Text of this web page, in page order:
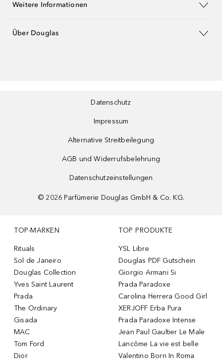
Weitere Informationen
Über Douglas
Datenschutz
Impressum
Alternative Streitbeilegung
AGB und Widerrufsbelehrung
Datenschutzeinstellungen
© 2026 Parfümerie Douglas GmbH & Co. KG.
TOP-MARKEN
Rituals
Sol de Janeiro
Douglas Collection
Yves Saint Laurent
Prada
The Ordinary
Gisada
MAC
Tom Ford
Dior
TOP PRODUKTE
YSL Libre
Douglas PDF Gutschein
Giorgio Armani Si
Prada Paradoxe
Carolina Herrera Good Girl
XERJOFF Erba Pura
Prada Paradoxe Intense
Jean Paul Gaultier Le Male
Lancôme La vie est belle
Valentino Born In Roma